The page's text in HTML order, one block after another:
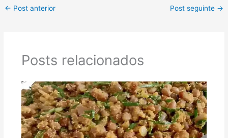
← Post anterior Post seguinte →
Posts relacionados